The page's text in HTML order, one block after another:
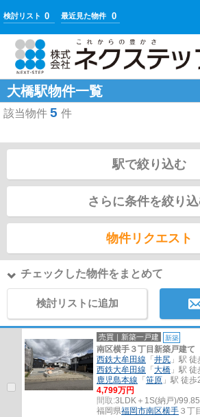
検討リスト 0 最近見た物件 0
大橋駅物件一覧
該当物件 5 件
駅で絞り込む
さらに条件を絞り
物件リクエスト
チェックした物件をまとめて
検討リストに追加
売買｜新築一戸建 新築
南区横手３丁目新築戸建て
西鉄大牟田線 「 井尻 」駅
西鉄大牟田線 「 大橋 」駅
鹿児島本線 「 笹原 」駅 徒
4,799万円
間取:3LDK＋1S(納戸)/
福岡県福岡市南区横手 ３丁